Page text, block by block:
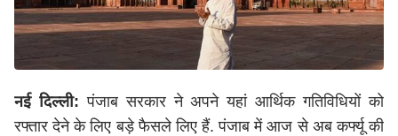
नई दिल्ली: पंजाब सरकार ने अपने यहां आर्थिक गतिविधियों को
रफ्तार देने के लिए बड़े फैसले लिए हैं. पंजाब में आज से अब कर्फ्यू की